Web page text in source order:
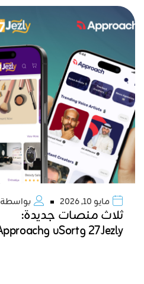
مايو 10, 2026 بواسطةEmstell Technologies
ثلاث منصات جديدة:
27Jezly وuSort وApproach